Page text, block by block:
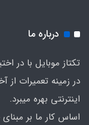
درباره ما
تکتاز موبایل با در
در زمینه تعمیرات
اینترنتی بهره میبرد.
اساس کار ما بر